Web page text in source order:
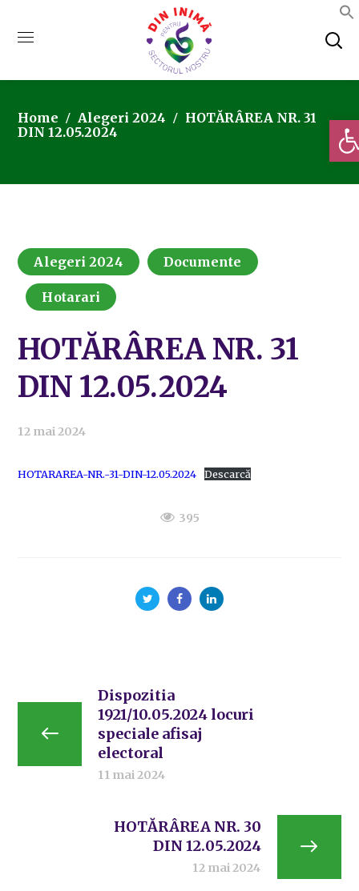
Home Alegeri 2024
HOTĂRÂREA NR. 31
DIN 12.05.2024
Alegeri 2024 Documente
Hotarari
HOTĂRÂREA NR. 31
DIN 12.05.2024
12 mai 2024
HOTARAREA-NR.-31-DIN-12.05.2024 Descarcă
395
Dispozitia
1921/10.05.2024 locuri
speciale afisaj
electoral
11 mai 2024
HOTĂRÂREA NR. 30
DIN 12.05.2024
12 mai 2024